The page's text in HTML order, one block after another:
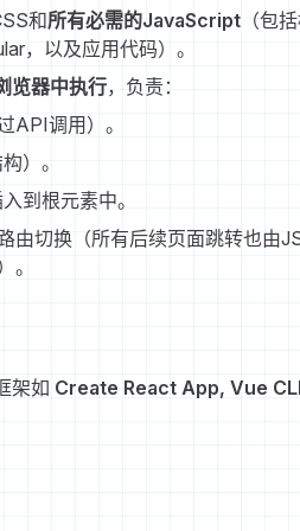
和所有必需的JavaScript （包
，以及应用代码）。
览器中执行，负责：
API调用）。
）。
到根元素中。
由切换（所有后续页面跳转也由
。
架如 Create React App, Vue